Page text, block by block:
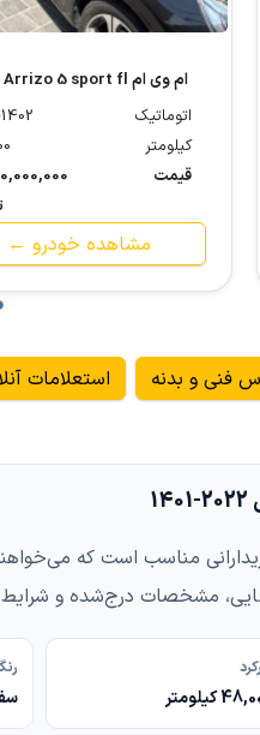
اتوماتیک
کیلومتر
قیمت
مشاهده خودرو ←
فنی و بدنه استعلامات
مدل 2022-1401 برای خریدارانی
مشخصات درج‌شده و شرایط
کیلومتر